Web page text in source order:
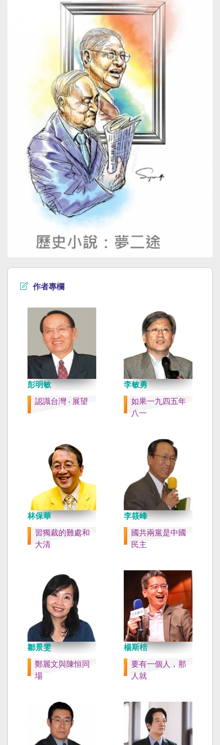
作者專欄
彭明敏
認識台灣 ‧ 展望
李敏勇
如果一九四五年
八一
林保華
習獨裁的難處和
大清
李筱峰
國共兩黨是中國
民主
鄒景雯
鄭麗文與陳恒同
場
楊斯棓
要有一個人，那
人就